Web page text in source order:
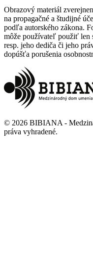
Obrazový materiál
na propagačné a študijné
podľa autorského zákona.
môže používateľ použiť len
resp. jeho dediča či jeho
dopúšťa porušenia
© 2026 BIBIANA -
práva vyhradené.